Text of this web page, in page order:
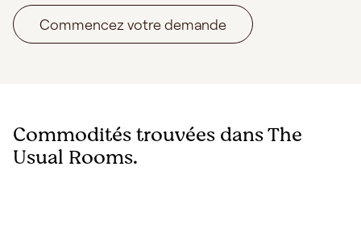
Commencez votre demande
Commodités trouvées dans The
Usual Rooms.